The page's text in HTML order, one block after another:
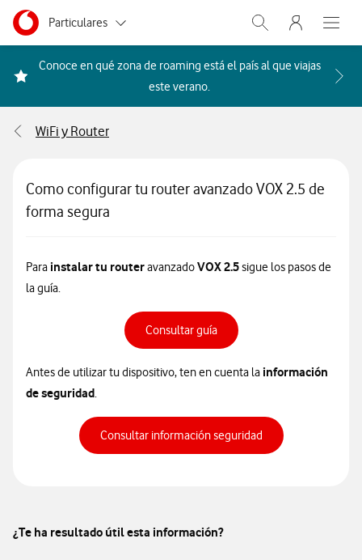
Ir a la pagina principal de vodafone.es
Menu navegación Segmento
Particulares
Autónomos
Grandes empresas
Abrir buscador.
Menu
Abre
Conoce en qué zona de roaming está el país al que viajas
este verano. Acceder a la FAQ Qué
WiFi y Router
Como configurar tu router avanzado VOX 2.5 de
forma segura
Para instalar tu routeravanzadoVOX 2.5sigue los pasos de
la guía.
Consultar guía
Antes de utilizar tu dispositivo, ten en cuenta la información
de seguridad.
Consultar información seguridad
¿Te ha resultado útil esta información?